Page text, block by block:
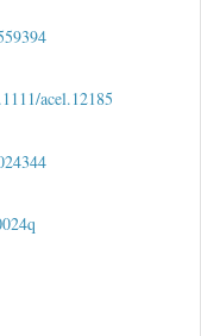
acel.12185